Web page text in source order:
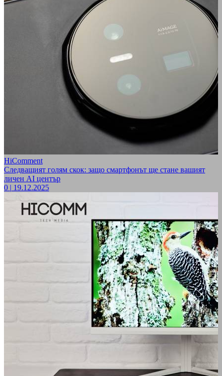
HiComment
Следващият голям скок: защо смартфонът ще стане вашият
личен AI център
0 | 19.12.2025